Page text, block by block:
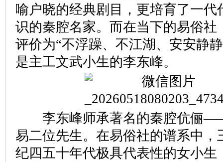
喻户晓的经典剧目，更培育了一代
识的秦腔名家。而在当下的易俗社
评价为“不浮躁、不江湖、安安静
是主工文武小生的李东峰。
李东峰师承著名的秦腔伉俪
易二位先生。在易俗社的谱系中，
纪四五十年代极具代表性的女小生